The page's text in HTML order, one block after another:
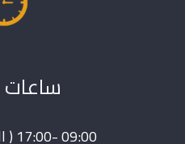
09:00 -17:00 ( الاحد – الاربعاء )